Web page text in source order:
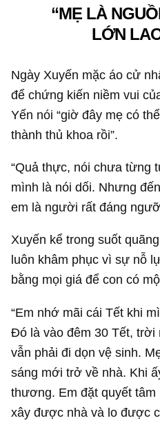
“MẸ LÀ
LỚN
Ngày Xuyến mặc áo cử
để chứng kiến niềm vui
Yến nói “giờ đây mẹ có
thành thủ khoa rồi”.
“Quả thực, nói chưa từng
mình là nói dối. Nhưng
em là người rất đáng
Xuyến kể trong suốt
luôn khâm phục vì sự nỗ
bằng mọi giá để con có
“Em nhớ mãi cái Tết khi
Đó là vào đêm 30 Tết,
vẫn phải đi dọn vệ sinh.
sáng mới trở về nhà. Khi
thương. Em đặt quyết
xây được nhà và lo được